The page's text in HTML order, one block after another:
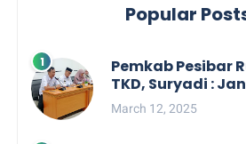
Popular
Pemkab Pesibar
TKD, Suryadi :
Dengan
March 12, 2025